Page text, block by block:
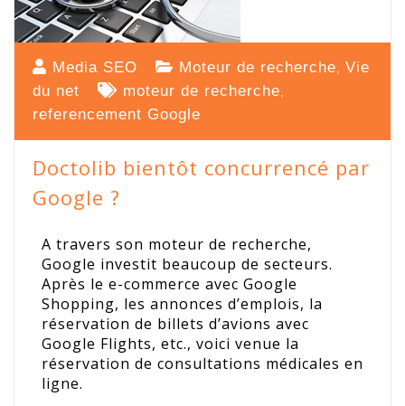
Media SEO Moteur de recherche, Vie
du net
moteur de recherche,
referencement Google
Doctolib bientôt concurrencé par
Google ?
A travers son moteur de recherche,
Google investit beaucoup de secteurs.
Après le e-commerce avec Google
Shopping, les annonces d’emplois, la
réservation de billets d’avions avec
Google Flights, etc., voici venue la
réservation de consultations médicales en
ligne.